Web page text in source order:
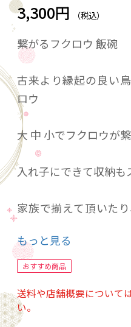
3,300円 （税込）
繋がるフクロウ 飯碗
古来より縁起の良い
ロウ
大 中 小でフクロウが繋
入れ子にできて収納も
家族で揃えて頂いた
とても軽くて扱いや
もっと見る
おすすめ商品
送料や店舗概要について
い。